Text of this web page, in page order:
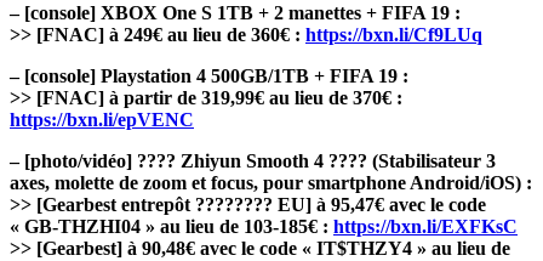
– [console] XBOX One S 1TB + 2 manettes + FIFA 19 :
>> [FNAC] à 249€ au lieu de 360€ : https://bxn.li/Cf9LUq
– [console] Playstation 4 500GB/1TB + FIFA 19 :
>> [FNAC] à partir de 319,99€ au lieu de 370€ :
https://bxn.li/epVENC
– [photo/vidéo] ???? Zhiyun Smooth 4 ???? (Stabilisateur 3
axes, molette de zoom et focus, pour smartphone Android/iOS) :
>> [Gearbest entrepôt ???????? EU] à 95,47€ avec le code
« GB-THZHI04 » au lieu de 103-185€ : https://bxn.li/EXFKsC
>> [Gearbest] à 90,48€ avec le code « IT$THZY4 » au lieu de